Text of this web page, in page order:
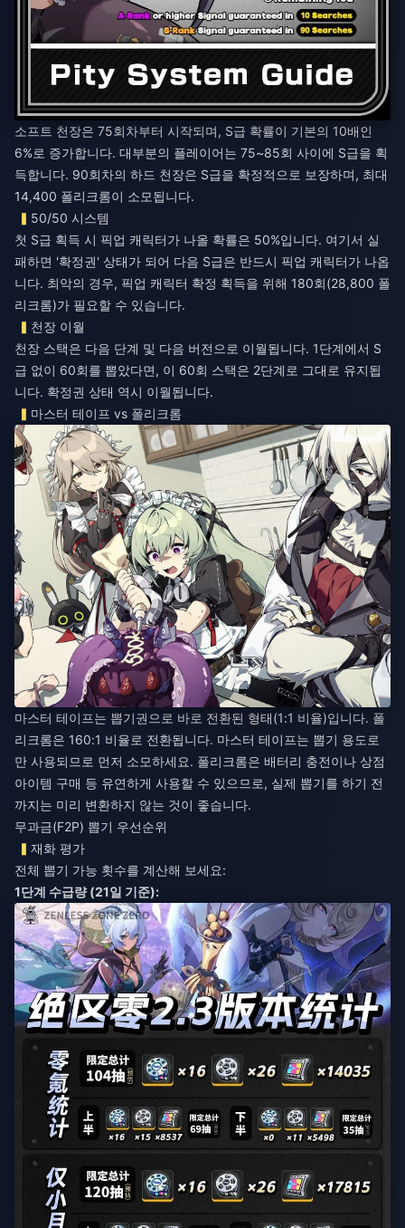
소프트 천장은 75회차부터 시작되며, S급 확률이 기본의 10배인
6%로 증가합니다. 대부분의 플레이어는 75~85회 사이에 S급을 획
득합니다. 90회차의 하드 천장은 S급을 확정적으로 보장하며, 최대
14,400 폴리크롬이 소모됩니다.
50/50 시스템
첫 S급 획득 시 픽업 캐릭터가 나올 확률은 50%입니다. 여기서 실
패하면 '확정권' 상태가 되어 다음 S급은 반드시 픽업 캐릭터가 나옵
니다. 최악의 경우, 픽업 캐릭터 확정 획득을 위해 180회(28,800 폴
리크롬)가 필요할 수 있습니다.
천장 이월
천장 스택은 다음 단계 및 다음 버전으로 이월됩니다. 1단계에서 S
급 없이 60회를 뽑았다면, 이 60회 스택은 2단계로 그대로 유지됩
니다. 확정권 상태 역시 이월됩니다.
마스터 테이프 vs 폴리크롬
마스터 테이프는 뽑기권으로 바로 전환된 형태(1:1 비율)입니다. 폴
리크롬은 160:1 비율로 전환됩니다. 마스터 테이프는 뽑기 용도로
만 사용되므로 먼저 소모하세요. 폴리크롬은 배터리 충전이나 상점
아이템 구매 등 유연하게 사용할 수 있으므로, 실제 뽑기를 하기 전
까지는 미리 변환하지 않는 것이 좋습니다.
무과금(F2P) 뽑기 우선순위
재화 평가
전체 뽑기 가능 횟수를 계산해 보세요:
1단계 수급량 (21일 기준):